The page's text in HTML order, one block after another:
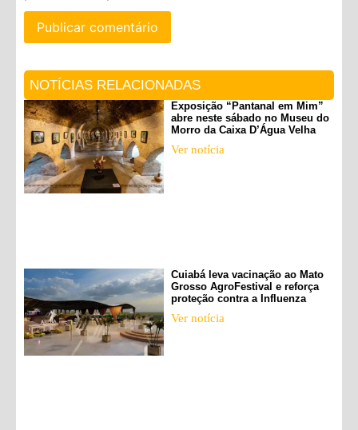
NOTÍCIAS RELACIONADAS
Exposição “Pantanal em Mim”
abre neste sábado no Museu do
Morro da Caixa D’Água Velha
Ver notícia
Cuiabá leva vacinação ao Mato
Grosso AgroFestival e reforça
proteção contra a Influenza
Ver notícia